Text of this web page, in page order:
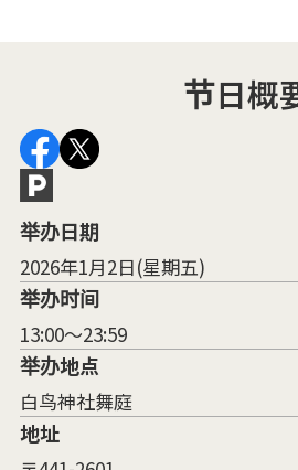
节日概
举办日期
2026年1月2日(星期五)
举办时间
13:00～23:59
举办地点
白鸟神社舞庭
地址